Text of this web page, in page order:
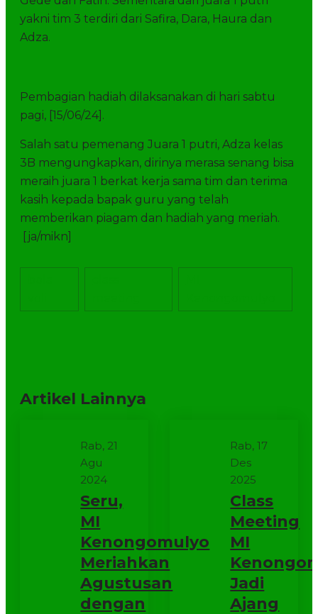
yakni tim 3 terdiri dari Safira, Dara, Haura dan
Adza.
Pembagian hadiah dilaksanakan di hari sabtu
pagi, [15/06/24].
Salah satu pemenang Juara 1 putri, Adza kelas
3B mengungkapkan, dirinya merasa senang bisa
meraih juara 1 berkat kerja sama tim dan terima
kasih kepada bapak guru yang telah
memberikan piagam dan hadiah yang meriah.
[ja/mikn]
Artikel Lainnya
Rab, 21
Agu
2024
Seru,
MI
Kenongomulyo
Meriahkan
Agustusan
dengan
Rab, 17
Des
2025
Class
Meeting
MI
Jadi
Ajang